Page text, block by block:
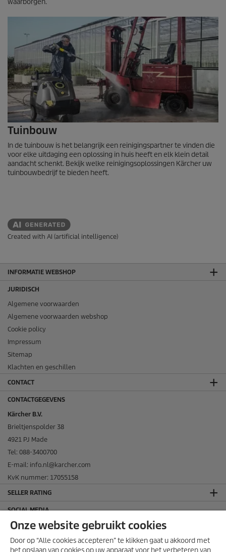
waarborgen.
Tuinbouw
In de tuinbouw is het belangrijk een reinigingspartner te vinden die
voor elke uitdaging een oplossing in huis heeft en elk klein detail
aandacht schenkt. Bekijk welke reinigingsoplossingen Kärcher uw
tuinbouwbedrijf te bieden heeft.
Created with AI (artificial intelligence)
INFORMATIE WEBSHOP
JURIDISCH
Algemene voorwaarden
Algemene voorwaarden webshop
Cookie policy
Impressum
Sitemap
Klachten en geschillen
CONTACT
CONTACTGEGEVENS
Kärcher B.V.
Brieltjenspolder 38
4921 PJ Made
Tel: 088-3400700
E-mail: info.nl@karcher.com
KvK nummer: 17055158
SELLER RATING
SOCIAL MEDIA
Onze website gebruikt cookies
Door op “Alle cookies accepteren” te klikken gaat u akkoord met
het opslaan van cookies op uw apparaat voor het verbeteren van